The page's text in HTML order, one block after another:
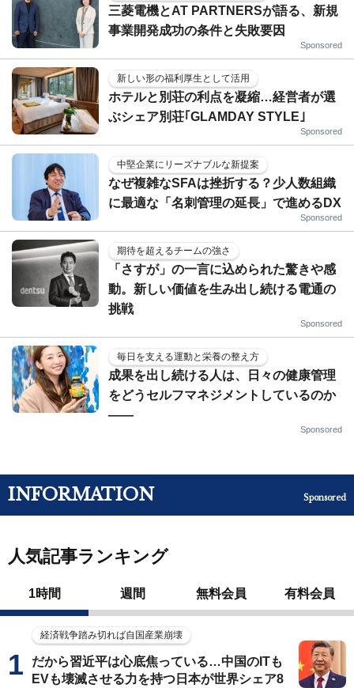
三菱電機とAT PARTNERSが語る、新規
事業開発成功の条件と失敗要因
Sponsored
新しい形の福利厚生として活用
ホテルと別荘の利点を凝縮…経営者が選
ぶシェア別荘｢GLAMDAY STYLE｣
Sponsored
中堅企業にリーズナブルな新提案
なぜ複雑なSFAは挫折する？少人数組織
に最適な「名刺管理の延長」で進めるDX
Sponsored
期待を超えるチームの強さ
「さすが」の一言に込められた驚きや感
動。新しい価値を生み出し続ける電通の
挑戦
Sponsored
毎日を支える運動と栄養の整え方
成果を出し続ける人は、日々の健康管理
をどうセルフマネジメントしているのか
——
Sponsored
INFORMATION Sponsored
人気記事ランキング
1時間 週間 無料会員 有料会員
経済戦争踏み切れば自国産業崩壊
だから習近平は心底焦っている…中国のITも
EVも壊滅させる力を持つ日本が世界シェア8